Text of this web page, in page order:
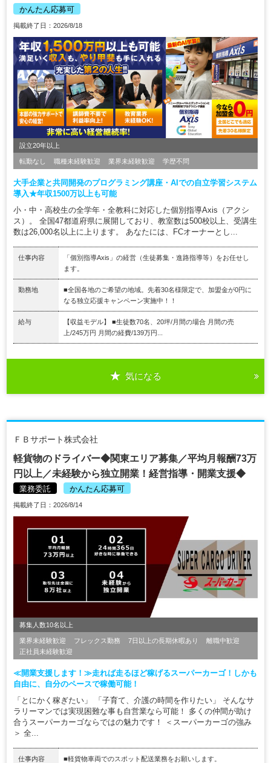
かんたん応募可
掲載終了日：2026/8/18
設立20年以上
転勤なし 職種未経験歓迎 業界未経験歓迎 学歴不問
大手企業と共同開発のプログラミング講座・AIでの自立学習システム
導入★年収1500万以上も可能
小・中・高校生の全学年・全教科に対応した個別指導Axis（アクシ
ス）。 全国47都道府県に展開しており、教室数は500校以上、受講生
数は26,000名以上に上ります。 あなたには、FCオーナーとし...
仕事内容
「個別指導Axis」の経営（生徒募集・進路指導等）をお任せし
ます。
勤務地
■全国各地のご希望の地域。先着30名様限定で、加盟金が0円に
なる独立応援キャンペーン実施中！！
給与
【収益モデル】 ■生徒数70名、20坪/月間の場合 月間の売
上/245万円 月間の経費/139万円...
気になる
ＦＢサポート株式会社
軽貨物のドライバー◆関東エリア募集／平均月報酬73万
円以上／未経験から独立開業！経営指導・開業支援◆
業務委託 かんたん応募可
掲載終了日：2026/8/14
募集人数10名以上
業界未経験歓迎 フレックス勤務 7日以上の長期休暇あり
離職中歓迎
正社員未経験歓迎
≪開業支援します！≫走れば走るほど稼げるスーパーカーゴ！しかも
自由に、自分のペースで稼働可能！
「とにかく稼ぎたい」 「子育て、介護の時間を作りたい」 そんなサ
ラリーマンでは実現困難な事も自営業なら可能！ 多くの仲間が助け
合うスーパーカーゴならではの魅力です！ ＜スーパーカーゴの強み
＞ 全...
仕事内容 ■軽貨物車両でのスポット配送業務をお願いします。